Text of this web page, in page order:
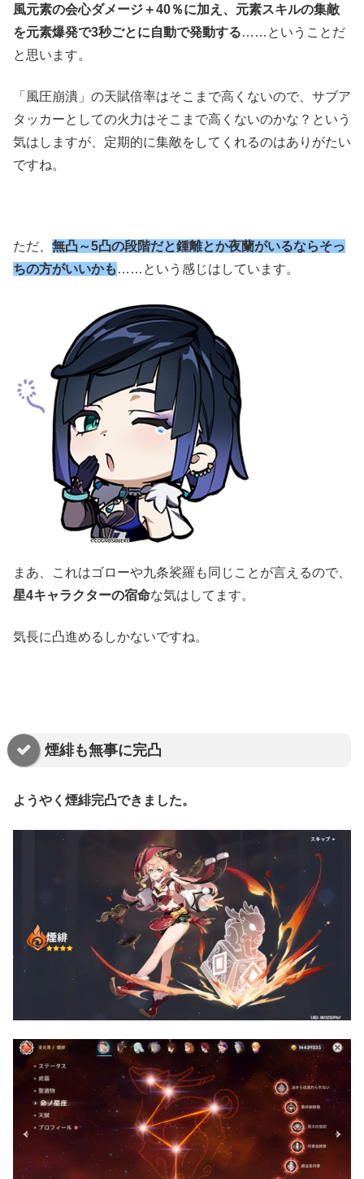
風元素の会心ダメージ＋40％に加え、元素スキルの集敵
を元素爆発で3秒ごとに自動で発動する……ということだ
と思います。
「風圧崩潰」の天賦倍率はそこまで高くないので、サブア
タッカーとしての火力はそこまで高くないのかな？という
気はしますが、定期的に集敵をしてくれるのはありがたい
ですね。
ただ、 無凸～5凸の段階だと鍾離とか夜蘭がいるならそっ
ちの方がいいかも ……という感じはしています。
まあ、これはゴローや九条裟羅も同じことが言えるので、
星4キャラクターの宿命な気はしてます。
気長に凸進めるしかないですね。
煙緋も無事に完凸
ようやく煙緋完凸できました。